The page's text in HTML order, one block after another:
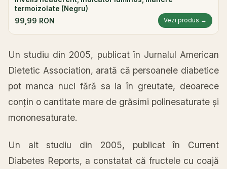
termoizolate (Negru)
99,99 RON Vezi produs →
Un studiu din 2005, publicat în Jurnalul American
Dietetic Association, arată că persoanele diabetice
pot manca nuci fără sa ia în greutate, deoarece
conțin o cantitate mare de grăsimi polinesaturate și
mononesaturate.
Un alt studiu din 2005, publicat în Current
Diabetes Reports, a constatat că fructele cu coajă